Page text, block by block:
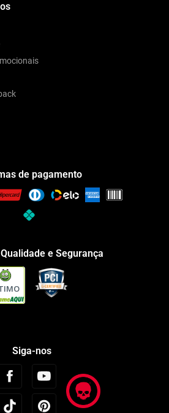
de pagamento
e Segurança
Siga-nos